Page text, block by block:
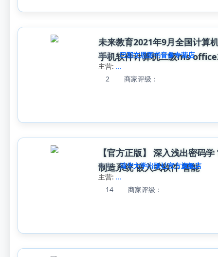
未来教育2021年9月全国计算
手机软件计算机二级ms
商家:
巴那文思图书音像专营店
主营: ...
2
商家评级：
【官方正版】 深入浅出密码
制造系统 嵌入式软件 智能
商家:
清华大学出版社官方旗舰店
主营: ...
14
商家评级：